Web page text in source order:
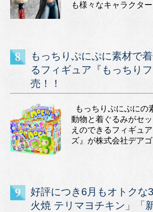
も様々なキャラクター
もっちりぷにぷに素材で
るフィギュア『もっちり
売！！
もっちりぷにぷにの
動物と着ぐるみがセ
えのできるフィギュ
ズ』が株式会社デア
好評につき6月もオトクな
火焼 テリマヨチキン」「